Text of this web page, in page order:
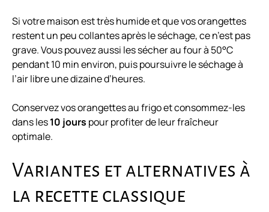
Si votre maison est très humide et que vos orangettes
restent un peu collantes après le séchage, ce n’est pas
grave. Vous pouvez aussi les sécher au four à 50°C
pendant 10 min environ, puis poursuivre le séchage à
l’air libre une dizaine d’heures.
Conservez vos orangettes au frigo et consommez-les
dans les10 jours pour profiter de leur fraîcheur
optimale.
Variantes et alternatives à
la recette classique